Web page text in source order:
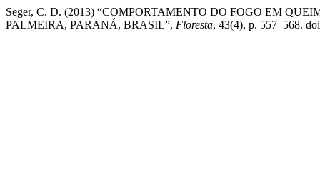
Seger, C. D. (2013) “COMPORTAMENTO DO FOGO EM
PALMEIRA, PARANÁ, BRASIL”, Floresta, 43(4), p. 557–568.